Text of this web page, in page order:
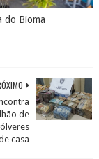
do Bioma
de
casa